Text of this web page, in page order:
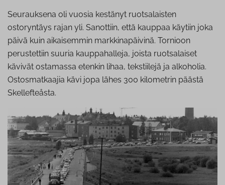
Seurauksena oli vuosia kestänyt ruotsalaisten
ostoryntäys rajan yli. Sanottiin, että kauppaa käytiin joka
päivä kuin aikaisemmin markkinapäivinä. Tornioon
perustettiin suuria kauppahalleja, joista ruotsalaiset
kävivät ostamassa etenkin lihaa, tekstiilejä ja alkoholia.
Ostosmatkaajia kävi jopa lähes 300 kilometrin päästä
Skellefteåsta.